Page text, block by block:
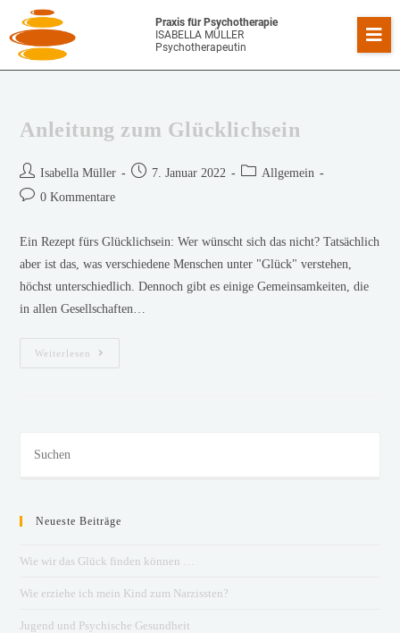
Praxis für Psychotherapie
ISABELLA MÜLLER
Psychotherapeutin
Anleitung zum Glücklichsein
Isabella Müller 7. Januar 2022
Allgemein
0 Kommentare
Ein Rezept fürs Glücklichsein: Wer wünscht sich das nicht? Tatsächlich
aber ist das, was verschiedene Menschen unter "Glück" verstehen,
höchst unterschiedlich. Dennoch gibt es einige Gemeinsamkeiten, die
in allen Gesellschaften…
Weiterlesen
Neueste Beiträge
Wie wir das Glück finden können …
Wie erziehe ich mein Kind zum Narzissten?
Jugend und Psychische Gesundheit